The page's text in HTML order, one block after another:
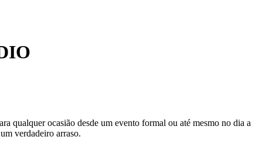
qualquer ocasião desde um evento formal ou até mesmo no dia a
verdadeiro arraso.